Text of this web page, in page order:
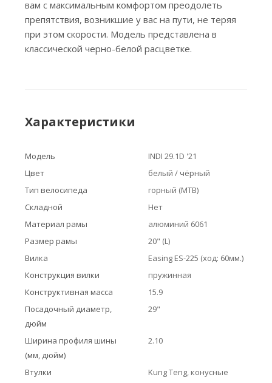
вам с максимальным комфортом преодолеть
препятствия, возникшие у вас на пути, не теряя
при этом скорости. Модель представлена в
классической черно-белой расцветке.
Характеристики
Модель
INDI 29.1D '21
Цвет
белый / чёрный
Тип велосипеда
горный (MTB)
Складной
Нет
Материал рамы
алюминий 6061
Размер рамы
20" (L)
Вилка
Easing ES-225 (ход: 60мм.)
Конструкция вилки
пружинная
Конструктивная масса
15.9
Посадочный диаметр,
дюйм
29"
Ширина профиля шины
(мм, дюйм)
2.10
Втулки
Kung Teng, конусные